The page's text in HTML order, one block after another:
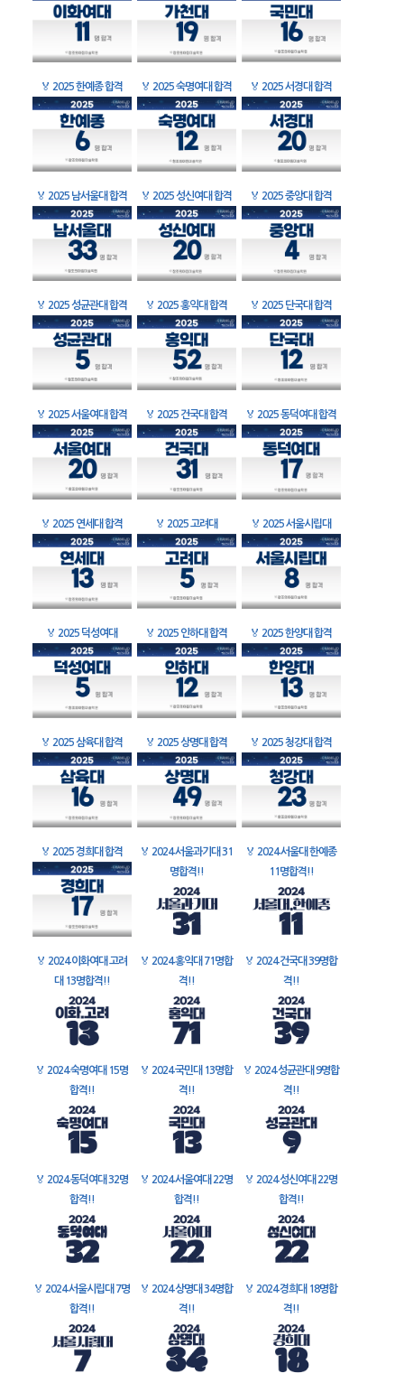
🏅 2025 한예종 합격 🏅 2025 숙명여대 합격 🏅 2025 서경대 합격
🏅 2025 남서울대 합격 🏅 2025 성신여대 합격 🏅 2025 중앙대 합격
🏅 2025 성균관대 합격 🏅 2025 홍익대 합격 🏅 2025 단국대 합격
🏅 2025 서울여대 합격 🏅 2025 건국대 합격 🏅 2025 동덕여대 합격
🏅 2025 연세대 합격 🏅 2025 고려대 🏅 2025 서울시립대
🏅 2025 덕성여대 🏅 2025 인하대 합격 🏅 2025 한양대 합격
🏅 2025 삼육대 합격 🏅 2025 상명대 합격 🏅 2025 청강대 합격
🏅 2025 경희대 합격 🏅 2024 서울과기대 31
명합격!!
🏅 2024 서울대 한예종
11명합격!!
🏅 2024 이화여대 고려
대 13명합격!!
🏅 2024 홍익대 71명합
격!!
🏅 2024 건국대 39명합
격!!
🏅 2024 숙명여대 15명
합격!!
🏅 2024 국민대 13명합
격!!
🏅 2024 성균관대 9명합
격!!
🏅 2024 동덕여대 32명
합격!!
🏅 2024 서울여대 22명
합격!!
🏅 2024 성신여대 22명
합격!!
🏅 2024 서울시립대 7명
합격!!
🏅 2024 상명대 34명합
격!!
🏅 2024 경희대 18명합
격!!